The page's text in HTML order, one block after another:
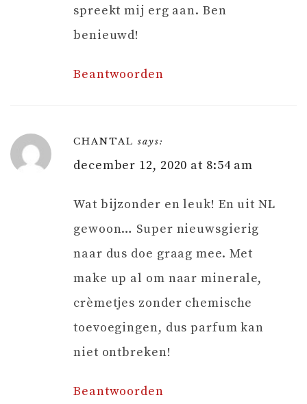
spreekt mij erg aan. Ben
benieuwd!
Beantwoorden
CHANTAL says:
december 12, 2020 at 8:54 am
Wat bijzonder en leuk! En uit NL
gewoon… Super nieuwsgierig
naar dus doe graag mee. Met
make up al om naar minerale,
crèmetjes zonder chemische
toevoegingen, dus parfum kan
niet ontbreken!
Beantwoorden